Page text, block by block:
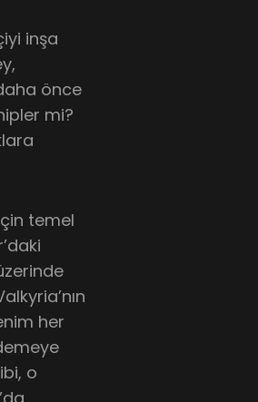
inşa
önce
mi?
temel
her
o